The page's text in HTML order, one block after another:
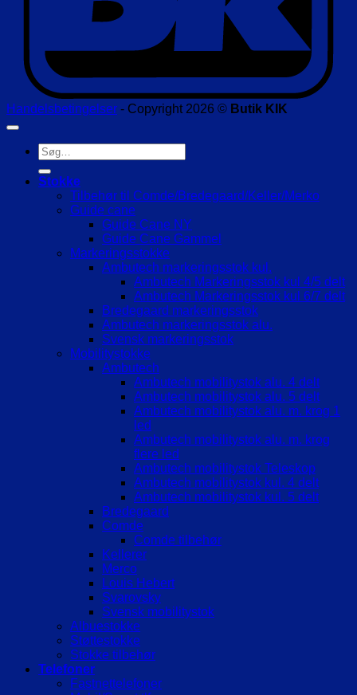
Handelsbetingelser - Copyright 2026 © Butik KIK
Søg
efter:
Stokke
Tilbehør til Comde/Bredegaard/Keller/Merko
Guide cane
Guide Cane NY
Guide Cane Gammel
Markeringsstokke
Ambutech markeringsstok kul.
Ambutech Markeringsstok kul 4/5 delt
Ambutech Markeringsstok kul 6/7 delt
Bredegaard markeringsstok
Ambutech markeringsstok alu.
Svensk markeringsstok
Mobilitystokke
Ambutech
Ambutech mobilitystok alu. 4 delt
Ambutech mobilitystok alu. 5 delt
Ambutech mobilitystok alu. m. krog 1
led
Ambutech mobilitystok alu. m. krog
flere led
Ambutech mobilitystok Teleskop
Ambutech mobilitystok kul. 4 delt
Ambutech mobilitystok kul. 5 delt
Bredegaard
Comde
Comde tilbehør
Kellerer
Merco
Louis Hebert
Svarovsky
Svensk mobilitystok
Albuestokke
Støttestokke
Stokke tilbehør
Telefoner
Fastnettelefoner